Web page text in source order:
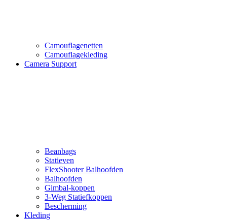
Camouflagenetten
Camouflagekleding
Camera Support
Beanbags
Statieven
FlexShooter Balhoofden
Balhoofden
Gimbal-koppen
3-Weg Statiefkoppen
Bescherming
Kleding